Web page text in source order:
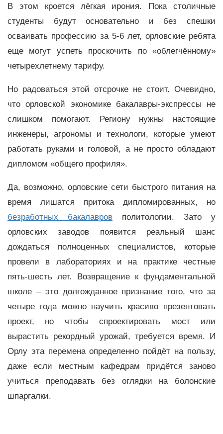
В этом кроется лёгкая ирония. Пока столичные
студенты будут основательно и без спешки
осваивать профессию за 5-6 лет, орловские ребята
еще могут успеть проскочить по «облегчённому»
четырехлетнему тарифу.
Но радоваться этой отсрочке не стоит. Очевидно,
что орловской экономике бакалавры-экспрессы не
слишком помогают. Региону нужны настоящие
инженеры, агрономы и технологи, которые умеют
работать руками и головой, а не просто обладают
дипломом «общего профиля».
Да, возможно, орловские сети быстрого питания на
время лишатся притока дипломированных, но
безработных бакалавров политологии. Зато у
орловских заводов появится реальный шанс
дождаться полноценных специалистов, которые
провели в лабораториях и на практике честные
пять-шесть лет. Возвращение к фундаментальной
школе – это долгожданное признание того, что за
четыре года можно научить красиво презентовать
проект, но чтобы спроектировать мост или
вырастить рекордный урожай, требуется время. И
Орлу эта перемена определенно пойдёт на пользу,
даже если местным кафедрам придётся заново
учиться преподавать без оглядки на болонские
шпаргалки.